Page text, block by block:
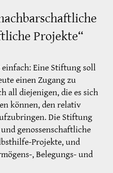
Projekte“
Eine Stiftung soll
einen Zugang zu
all diejenigen, die es sich
können, den relativ
Die Stiftung
genossenschaftliche
Projekte, und
, Belegungs- und